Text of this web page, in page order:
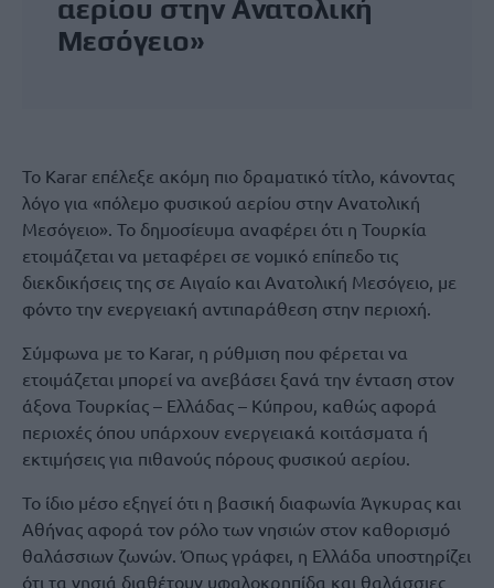
αερίου στην Ανατολική
Μεσόγειο»
Το Karar επέλεξε ακόμη πιο δραματικό τίτλο, κάνοντας
λόγο για «πόλεμο φυσικού αερίου στην Ανατολική
Μεσόγειο». Το δημοσίευμα αναφέρει ότι η Τουρκία
ετοιμάζεται να μεταφέρει σε νομικό επίπεδο τις
διεκδικήσεις της σε Αιγαίο και Ανατολική Μεσόγειο, με
φόντο την ενεργειακή αντιπαράθεση στην περιοχή.
Σύμφωνα με το Karar, η ρύθμιση που φέρεται να
ετοιμάζεται μπορεί να ανεβάσει ξανά την ένταση στον
άξονα Τουρκίας – Ελλάδας – Κύπρου, καθώς αφορά
περιοχές όπου υπάρχουν ενεργειακά κοιτάσματα ή
εκτιμήσεις για πιθανούς πόρους φυσικού αερίου.
Το ίδιο μέσο εξηγεί ότι η βασική διαφωνία Άγκυρας και
Αθήνας αφορά τον ρόλο των νησιών στον καθορισμό
θαλάσσιων ζωνών. Όπως γράφει, η Ελλάδα υποστηρίζει
ότι τα νησιά διαθέτουν υφαλοκρηπίδα και θαλάσσιες